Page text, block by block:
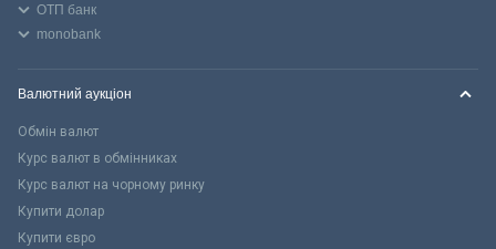
ОТП банк
monobank
Валютний аукціон
Обмін валют
Курс валют в обмінниках
Курс валют на чорному ринку
Купити долар
Купити євро